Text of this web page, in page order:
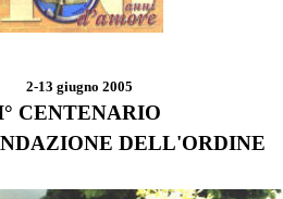
2-13 giugno 2005
CENTENARIO
DELL'ORDINE